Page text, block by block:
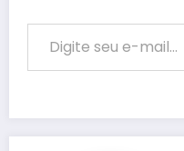
Digite seu e-mail…